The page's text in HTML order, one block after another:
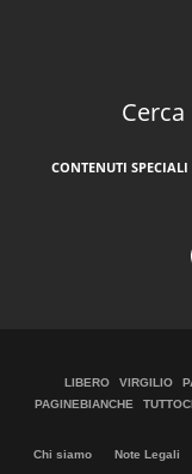
CONTENUTI SPECIALI
LIBERO VIRGILIO
PAGINEBIANCHE
Chi siamo Note Legali